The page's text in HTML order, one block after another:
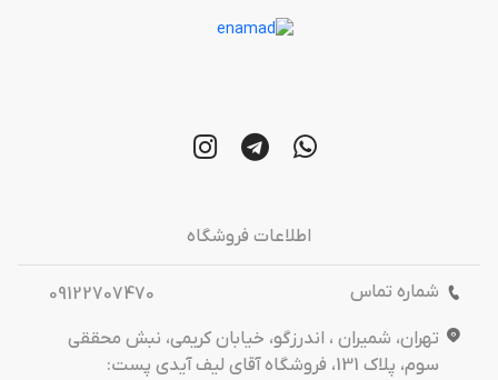
اطلاعات فروشگاه
شماره تماس
09122707470
تهران، شمیران ، اندرزگو، خیابان کریمی، نبش محققی
سوم، پلاک 131، فروشگاه آقای لیف آیدی پست: